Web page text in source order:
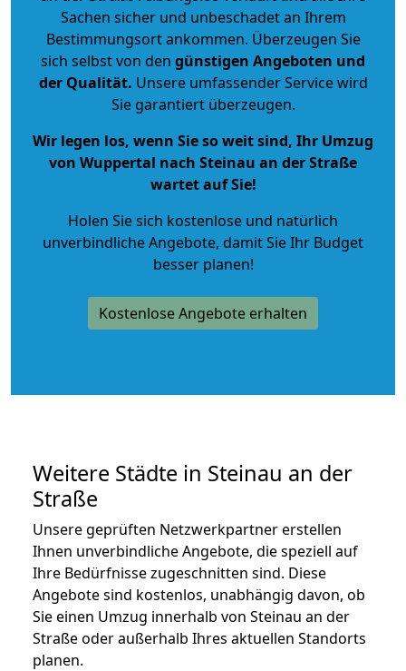
Sachen sicher und unbeschadet an Ihrem
Bestimmungsort ankommen. Überzeugen Sie
sich selbst von den günstigen Angeboten und
der Qualität. Unsere umfassender Service wird
Sie garantiert überzeugen.
Wir legen los, wenn Sie so weit sind, Ihr Umzug
von Wuppertal nach Steinau an der Straße
wartet auf Sie!
Holen Sie sich kostenlose und natürlich
unverbindliche Angebote, damit Sie Ihr Budget
besser planen!
Kostenlose Angebote erhalten
Weitere Städte in Steinau an der
Straße
Unsere geprüften Netzwerkpartner erstellen
Ihnen unverbindliche Angebote, die speziell auf
Ihre Bedürfnisse zugeschnitten sind. Diese
Angebote sind kostenlos, unabhängig davon, ob
Sie einen Umzug innerhalb von Steinau an der
Straße oder außerhalb Ihres aktuellen Standorts
planen.